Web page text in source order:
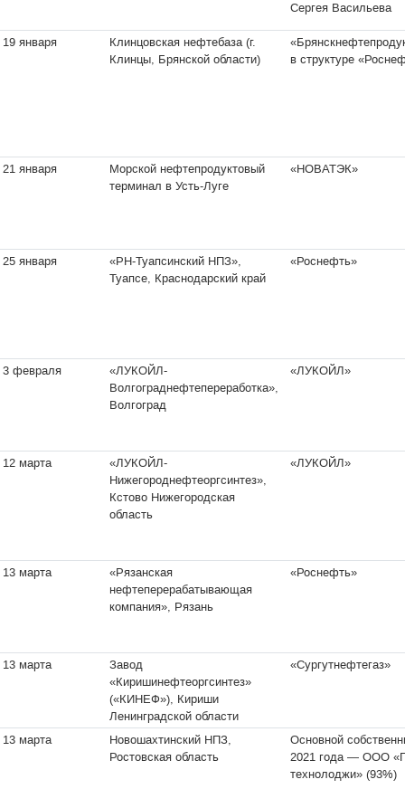
Сергея Васильева
19 января
Клинцовская нефтебаза (г.
Клинцы, Брянской области)
в структуре
21 января
Морской нефтепродуктовый
терминал в Усть-Луге
«НОВАТЭК»
25 января
«РН-Туапсинский НПЗ»,
Туапсе, Краснодарский край
«Роснефть»
3 февраля
«ЛУКОЙЛ-
Волгограднефтепереработка»,
Волгоград
«ЛУКОЙЛ»
12 марта
«ЛУКОЙЛ-
Нижегороднефтеоргсинтез»,
Кстово Нижегородская
область
«ЛУКОЙЛ»
13 марта
«Рязанская
нефтеперерабатывающая
компания», Рязань
«Роснефть»
13 марта
Завод
«Киришинефтеоргсинтез»
(«КИНЕФ»), Кириши
Ленинградской области
«Сургутнефтегаз»
13 марта
Новошахтинский НПЗ,
Ростовская область
Основной
2021 года — ООО
технолоджи» (93%)